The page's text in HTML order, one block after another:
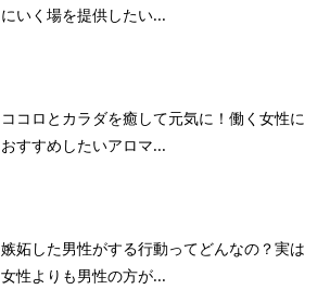
にいく場を提供したい...
ココロとカラダを癒して元気に！働く女性に
おすすめしたいアロマ...
嫉妬した男性がする行動ってどんなの？実は
女性よりも男性の方が...